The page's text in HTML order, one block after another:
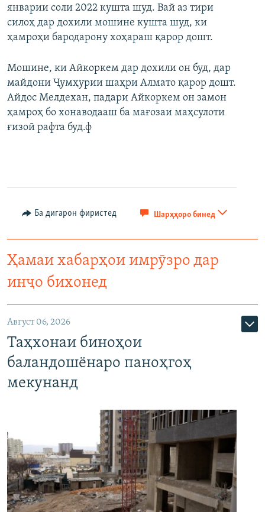
январии соли 2022 кушта шуд. Вай аз тири
силоҳ дар дохили мошине кушта шуд, ки
ҳамроҳи бародарону хоҳараш қарор дошт.
Мошине, ки Айкоркем дар дохили он буд, дар
майдони Ҷумҳурии шаҳри Алмато қарор дошт.
Айдос Мелдехан, падари Айкоркем он замон
ҳамроҳ бо хонаводааш ба мағозаи маҳсулоти
ғизоӣ рафта буд.ф
Ба дигарон фиристед Шарҳҳоро бинед
Ҳамаи хабарҳои имрӯзро дар
инҷо бихонед
Август 06, 2026
Таҳхонаи биноҳои
баландошёнаро паноҳгоҳ
мекунанд